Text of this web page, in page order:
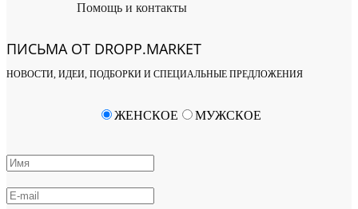
Помощь и контакты
ПИСЬМА ОТ DROPP.MARKET
НОВОСТИ, ИДЕИ, ПОДБОРКИ И СПЕЦИАЛЬНЫЕ ПРЕДЛОЖЕНИЯ
ЖЕНСКОЕ МУЖСКОЕ